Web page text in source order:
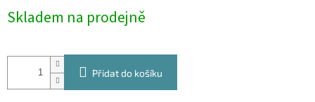
cena:
Skladem na prodejně
Přidat do košíku